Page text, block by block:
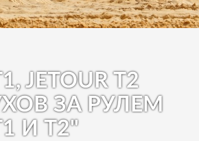
JETOUR T2
ЗА РУЛЕМ
И T2"